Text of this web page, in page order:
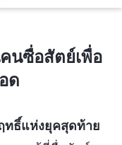
นซื่อสัตย์เพื่อ
ด
ทธิ์แห่งยุคสุดท้าย